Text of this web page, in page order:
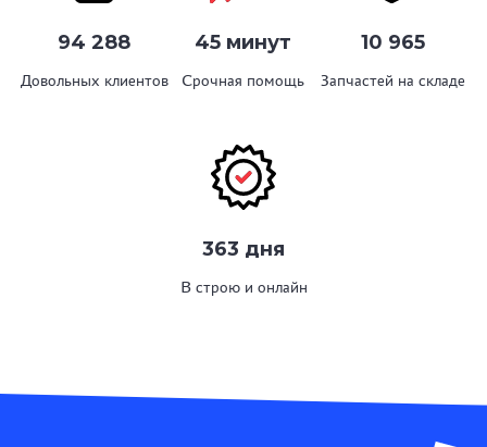
94 288
Довольных клиентов
45 минут
Срочная помощь
10 965
Запчастей на складе
363 дня
В строю и онлайн